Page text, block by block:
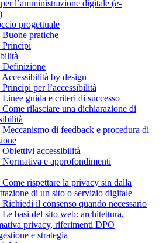
l’amministrazione digitale (e-
)
progettuale
Buone pratiche
Principi
Definizione
Accessibilità by design
Principi per l’accessibilità
Linee guida e criteri di successo
Come rilasciare una dichiarazione di
Meccanismo di feedback e procedura di
Obiettivi accessibilità
Normativa e approfondimenti
Come rispettare la privacy sin dalla
di un sito o servizio digitale
Richiedi il consenso quando necessario
Le basi del sito web: architettura,
privacy, riferimenti DPO
e strategia